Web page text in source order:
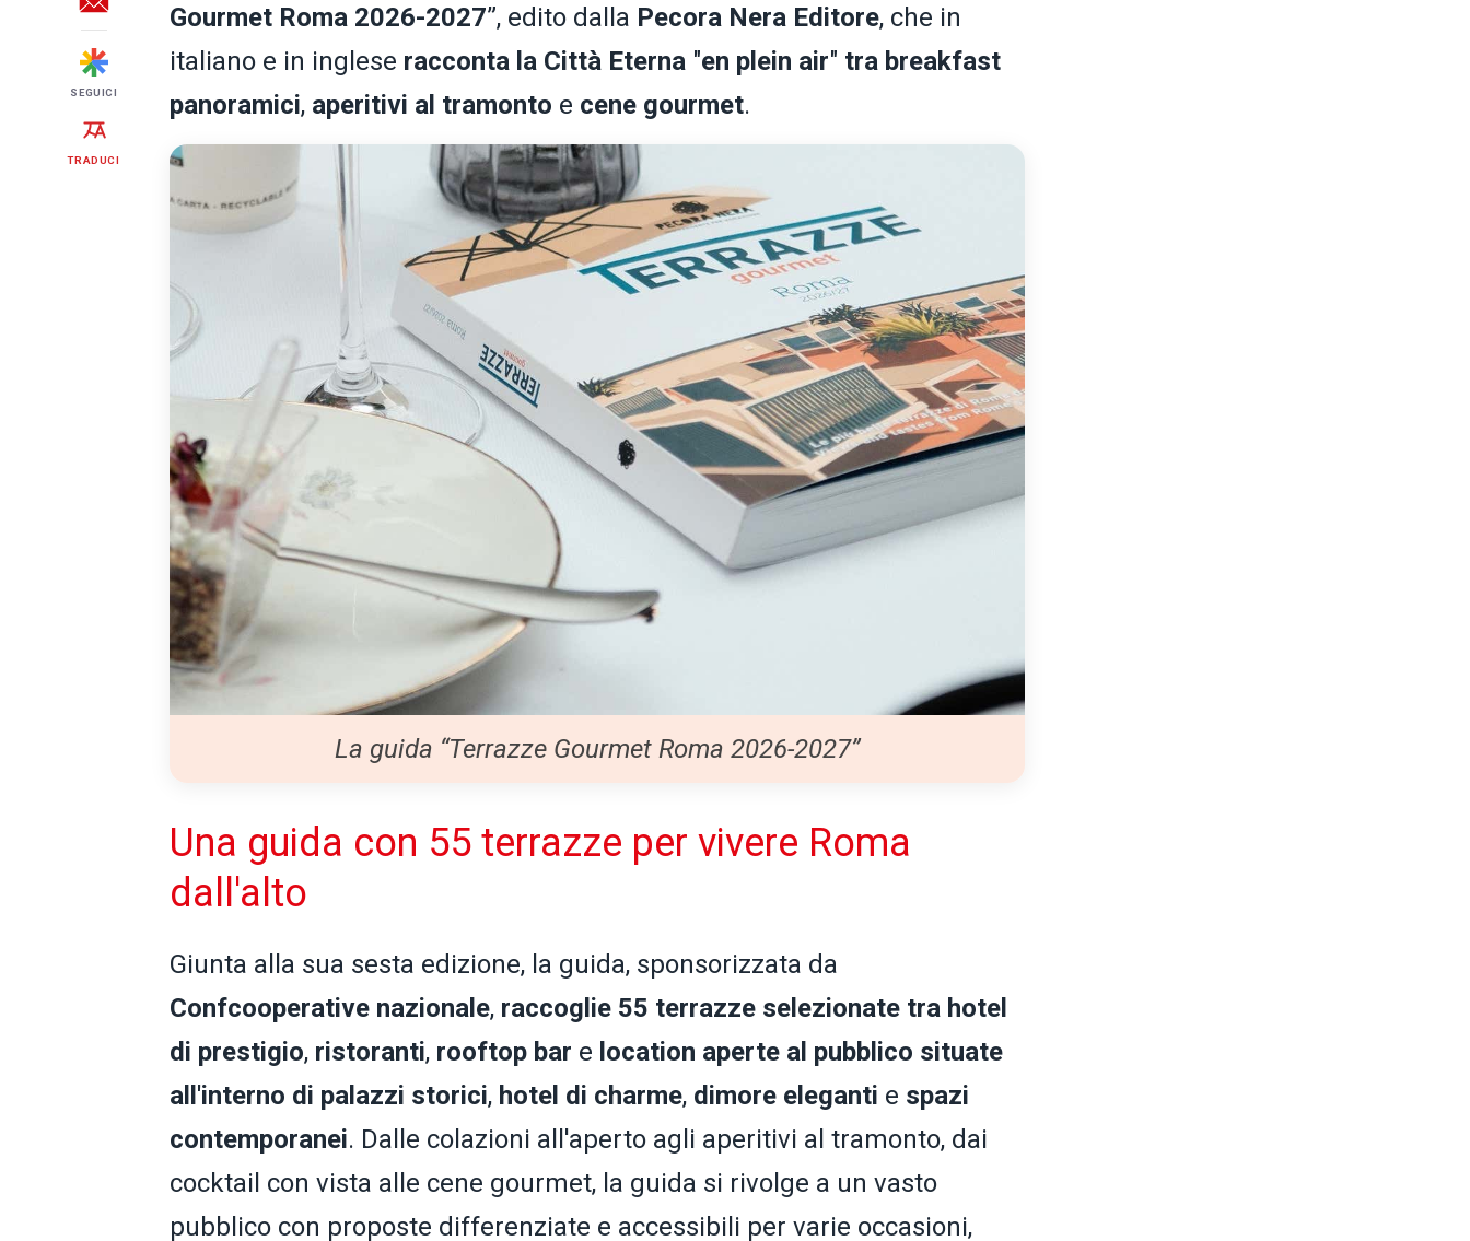
SEGUICI
TRADUCI
Gourmet Roma 2026-2027”, edito dalla Pecora Nera Editore, che in
italiano e in inglese racconta la Città Eterna "en plein air" tra breakfast
panoramici, aperitivi al tramonto e cene gourmet.
La guida “Terrazze Gourmet Roma 2026-2027”
Una guida con 55 terrazze per vivere Roma
dall'alto
Giunta alla sua sesta edizione, la guida, sponsorizzata da
Confcooperative nazionale, raccoglie 55 terrazze selezionate tra hotel
di prestigio, ristoranti, rooftop bar e location aperte al pubblico situate
all'interno di palazzi storici, hotel di charme, dimore eleganti e spazi
contemporanei. Dalle colazioni all'aperto agli aperitivi al tramonto, dai
cocktail con vista alle cene gourmet, la guida si rivolge a un vasto
pubblico con proposte differenziate e accessibili per varie occasioni,